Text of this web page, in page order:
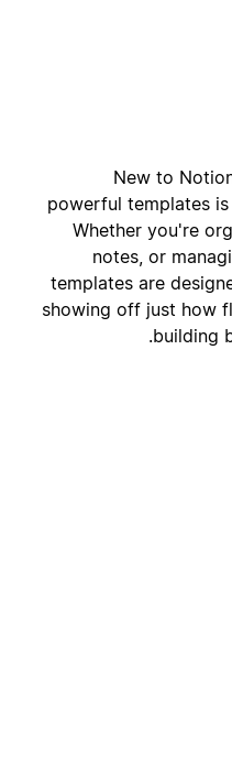
New to
powerful templates
Whether you're
notes, or
templates are
showing off just how
building